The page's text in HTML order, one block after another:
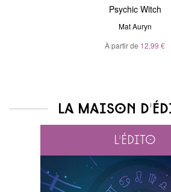
Psychic Witch
Mat Auryn
À partir de 12,99 €
La maison
L'édito